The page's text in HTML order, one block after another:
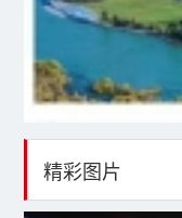
精彩图片